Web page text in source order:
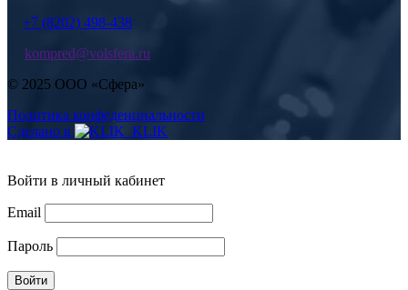
+7 (8202) 498-438
kompred@volsfera.ru
© 2025 ООО «Сфера»
Политика конфеденциальности
Сделано в
Войти в личный кабинет
Email
Пароль